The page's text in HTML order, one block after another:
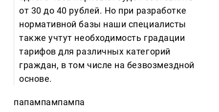
от 30 до 40 рублей. Но при разработке
нормативной базы наши специалисты
также учтут необходимость градации
тарифов для различных категорий
граждан, в том числе на безвозмездной
основе.
папампампампа